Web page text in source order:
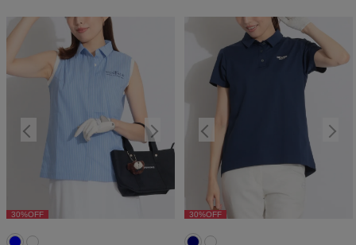
30%OFF %OFF
30%OFF 30%OFF